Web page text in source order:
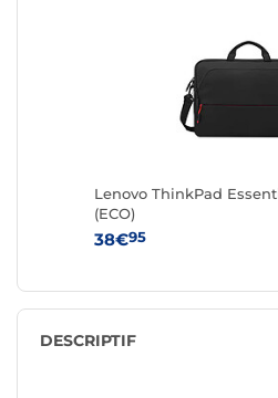
Lenovo ThinkPad
(ECO)
38€95
DESCRIPTIF